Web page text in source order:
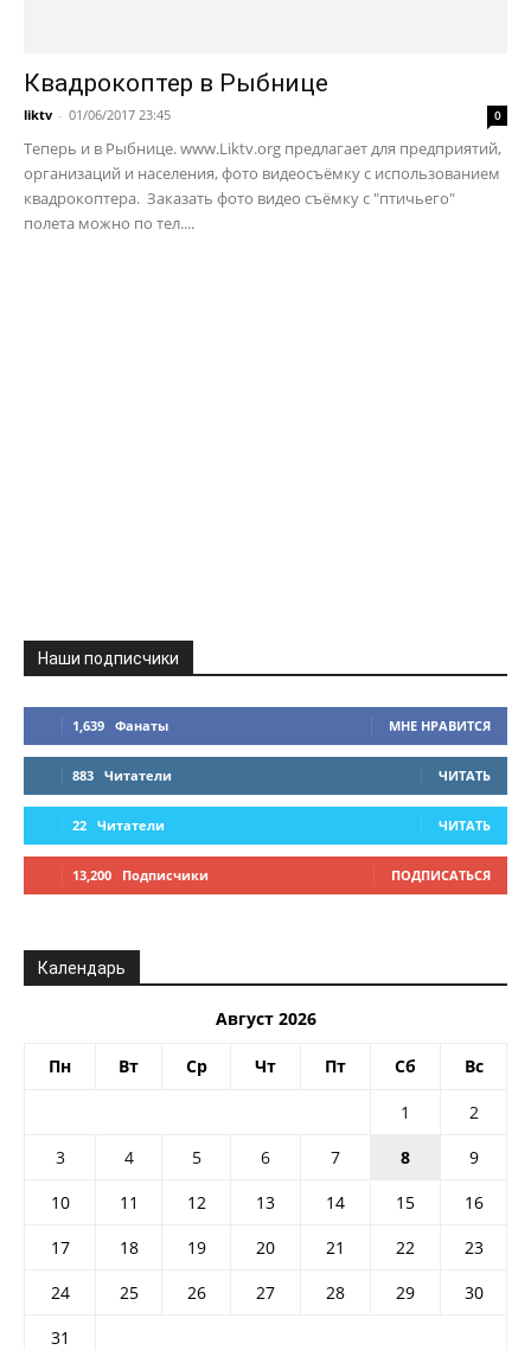
Квадрокоптер в Рыбнице
liktv - 01/06/2017 23:45 0
Теперь и в Рыбнице. www.Liktv.org предлагает для предприятий,
организаций и населения, фото видеосъёмку с использованием
квадрокоптера. Заказать фото видео съёмку с "птичьего"
полета можно по тел....
Наши подписчики
1,639 Фанаты МНЕ НРАВИТСЯ
883 Читатели ЧИТАТЬ
22 Читатели ЧИТАТЬ
13,200 Подписчики ПОДПИСАТЬСЯ
Календарь
Август 2026
Пн Вт Ср Чт Пт Сб Вс
1
2
3
4 5 6 7 8
9
10
11 12 13 14 15
16
17
18 19 20 21 22
23
24
25 26 27 28 29
30
31